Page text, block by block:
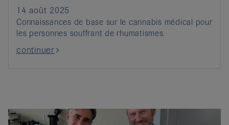
14 août 2025
Connaissances de base sur le cannabis médical pour
les personnes souffrant de rhumatismes.
continuer